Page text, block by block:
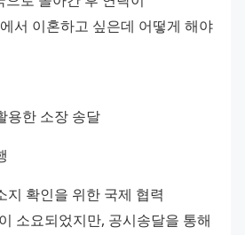
서 이혼하고 싶은데 어떻게 해야
용한 소장 송달
지 확인을 위한 국제 협력
소요되었지만, 공시송달을 통해